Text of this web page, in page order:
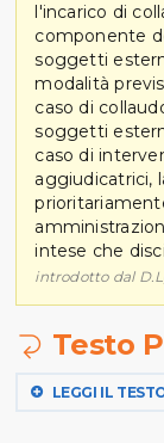
l'incarico di
componente
soggetti
modalità
caso di
soggetti
caso di
aggiudicatrici,
intese che
introdotto dal
Testo
LEGGI IL